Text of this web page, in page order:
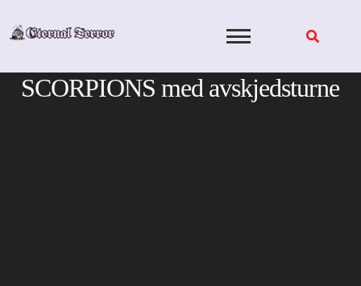
SCORPIONS med avskjedsturne